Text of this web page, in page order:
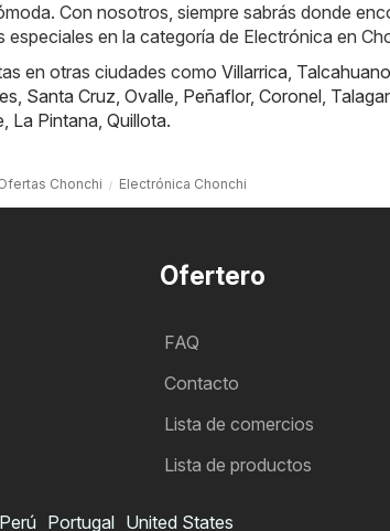
Con nosotros, siempre sabrás donde
en la categoría de Electrónica en
en otras ciudades como Villarrica, Talcahuano
, Santa Cruz, Ovalle, Peñaflor, Coronel,
, La Pintana, Quillota.
Chonchi Electrónica Chonchi
Ofertero
FAQ
Contacto
Lista de comercios
Lista de productos
Perú Portugal United States